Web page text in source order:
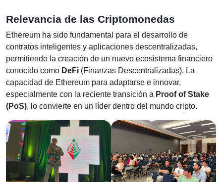
Relevancia de las Criptomonedas
Ethereum ha sido fundamental para el desarrollo de
contratos inteligentes y aplicaciones descentralizadas,
permitiendo la creación de un nuevo ecosistema financiero
conocido como DeFi (Finanzas Descentralizadas). La
capacidad de Ethereum para adaptarse e innovar,
especialmente con la reciente transición a Proof of Stake
(PoS), lo convierte en un líder dentro del mundo cripto.